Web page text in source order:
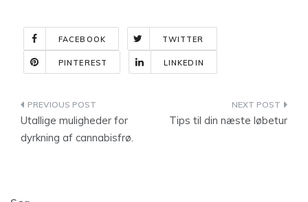
FACEBOOK TWITTER
PINTEREST LINKEDIN
Indlægsnavigation
Utallige muligheder for
dyrkning af cannabisfrø.
Tips til din næste løbetur